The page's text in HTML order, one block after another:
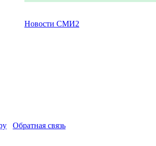
Новости СМИ2
Обратная связь